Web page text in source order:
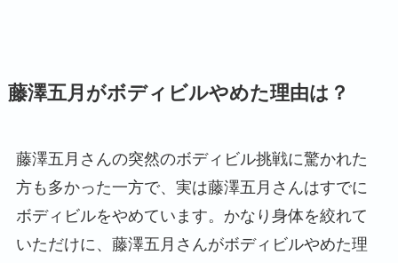
藤澤五月がボディビルやめた理由は？
藤澤五月さんの突然のボディビル挑戦に驚かれた
方も多かった一方で、実は藤澤五月さんはすでに
ボディビルをやめています。かなり身体を絞れて
いただけに、藤澤五月さんがボディビルやめた理